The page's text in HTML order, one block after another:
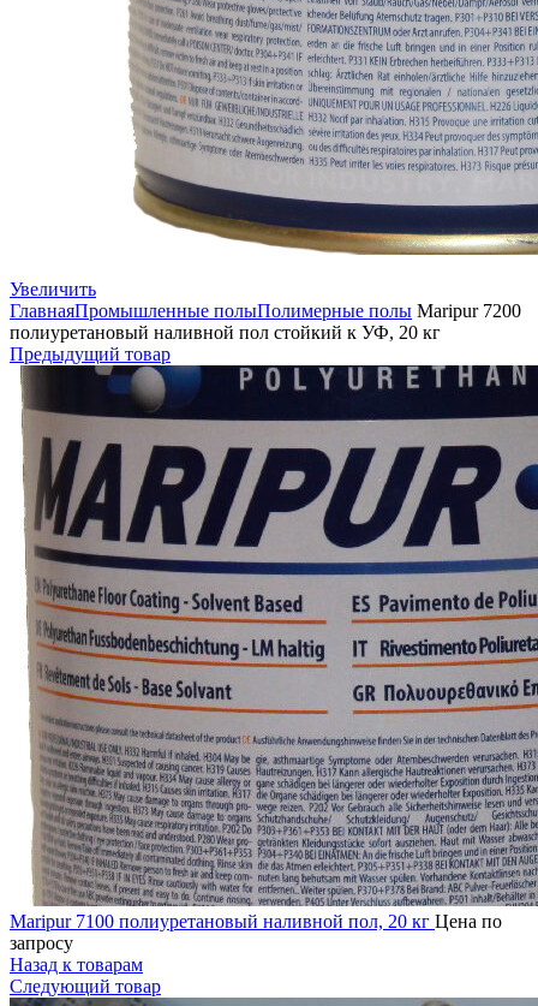
Увеличить
ГлавнаяПромышленные полыПолимерные полы Maripur 7200
полиуретановый наливной пол стойкий к УФ, 20 кг
Предыдущий товар
Maripur 7100 полиуретановый наливной пол, 20 кг Цена по
запросу
Назад к товарам
Следующий товар